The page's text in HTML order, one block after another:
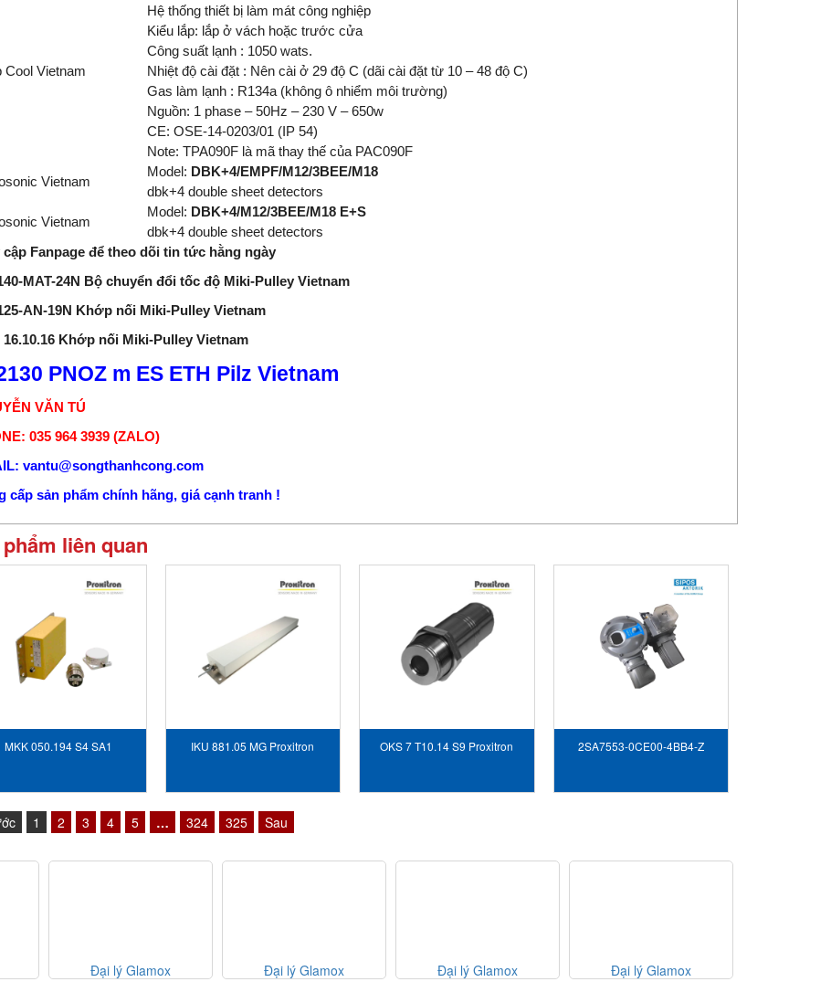
Cool Vietnam
Hệ thống thiết bị làm mát công nghiệp
Kiểu lắp: lắp ở vách hoặc trước cửa
Công suất lạnh : 1050 wats.
Nhiệt độ cài đặt : Nên cài ở 29 độ C (dãi cài đặt từ 10 – 48 độ C)
Gas làm lạnh : R134a (không ô nhiểm môi trường)
Nguồn: 1 phase – 50Hz – 230 V – 650w
CE: OSE-14-0203/01 (IP 54)
Note: TPA090F là mã thay thế của PAC090F
Vietnam
Model: DBK+4/EMPF/M12/3BEE/M18
dbk+4 double sheet detectors
Vietnam
Model: DBK+4/M12/3BEE/M18 E+S
dbk+4 double sheet detectors
cập Fanpage để theo dõi tin tức hằng ngày
MAT-24N Bộ chuyển đổi tốc độ Miki-Pulley Vietnam
AN-19N Khớp nối Miki-Pulley Vietnam
16.10.16 Khớp nối Miki-Pulley Vietnam
PNOZ m ES ETH Pilz Vietnam
VĂN TÚ
035 964 3939 (ZALO)
vantu@songthanhcong.com
cấp sản phẩm chính hãng, giá cạnh tranh !
liên quan
MKK 050.194 S4 SA1
IKU 881.05 MG Proxitron
OKS 7 T10.14 S9 Proxitron
2SA7553-0CE00-4BB4-Z
1 2 3 4 5 … 324 325 Sau
Đại lý Glamox
Đại lý Glamox
Đại lý Glamox
Đại lý Glamox